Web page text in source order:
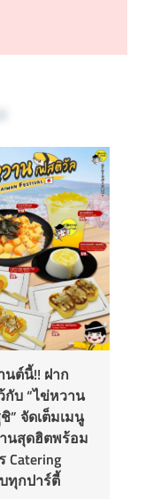
มิตซูบิชิ อีเล็คทริค
รุกตลาดแอร์ส่ง
Series” ชิงแชร์
13,January 2026
No Comments
นายโทชิยูกิ อีซูกะ
กรรมการผู้จัดการ
บริษัท มิตซูบิชิ อีเ
ทริค กันยงวัฒนา